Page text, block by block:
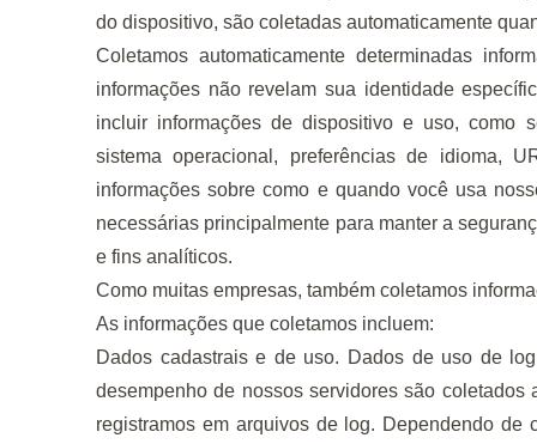
do dispositivo, são coletadas automaticamente
Coletamos automaticamente determinadas
informações não revelam sua identidade
incluir informações de dispositivo e uso, como
sistema operacional, preferências de idioma,
informações sobre como e quando você usa
necessárias principalmente para manter a
e fins analíticos.
Como muitas empresas, também coletamos
As informações que coletamos incluem:
Dados cadastrais e de uso. Dados de uso de
desempenho de nossos servidores são
registramos em arquivos de log. Dependendo